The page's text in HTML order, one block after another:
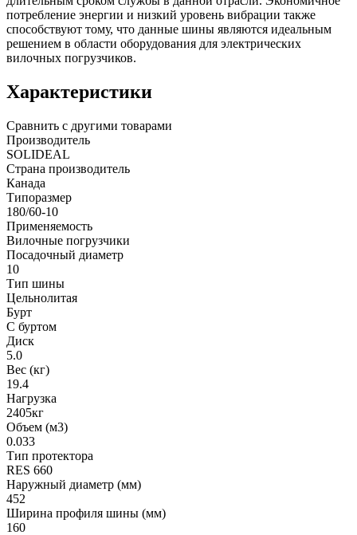
потребление энергии и низкий уровень вибрации также
способствуют тому, что данные шины являются идеальным
решением в области оборудования для электрических
вилочных погрузчиков.
Характеристики
Сравнить с другими товарами
Производитель
SOLIDEAL
Страна производитель
Канада
Типоразмер
180/60-10
Применяемость
Вилочные погрузчики
Посадочный диаметр
10
Тип шины
Цельнолитая
Бурт
С буртом
Диск
5.0
Вес (кг)
19.4
Нагрузка
2405кг
Объем (м3)
0.033
Тип протектора
RES 660
Наружный диаметр (мм)
452
Ширина профиля шины (мм)
160